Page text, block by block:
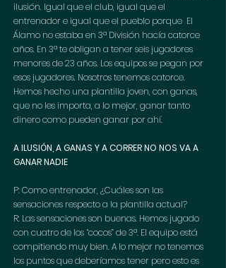
ilusión. Igual que el club, igual que el
entrenador e igual que el pueblo porque  El
Álamo no estaba en 3ª División hacía catorce
años. En 3ª te obligan a tener seis jugadores
menores de 23 años. Los equipos se pegan por
esos jugadores. Nosotros tenemos catorce.
Hemos hecho una plantilla joven, con ganas,
que no les importa, a lo mejor, ganar tanto
dinero como pueden ganar por ahí.
A ILUSIÓN, A GANAS Y A CORRER NO NOS VA A
GANAR NADIE
P: Como entrenador, ¿Cuáles son las
sensaciones respecto a la plantilla actual?
R: Las sensaciones son buenas. Hemos jugado
con cuatro de los “cocos” de 3ª. El equipo está
compitiendo muy bien. A lo mejor no tenemos
los puntos que deberíamos tener pero esto es